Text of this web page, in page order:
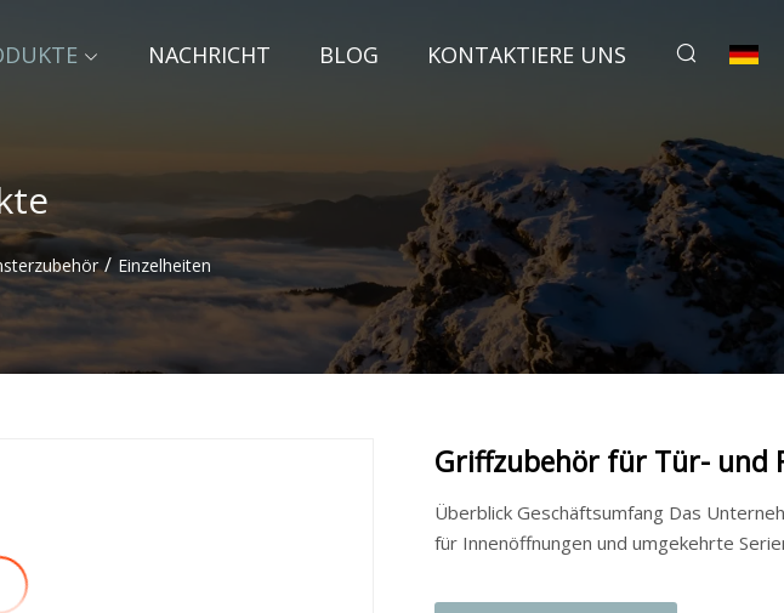
NACHRICHT BLOG KONTAKTIERE UNS
/ Einzelheiten
Griffzubehör für Tür- und
Überblick Geschäftsumfang Das
für Innenöffnungen und umgekehrte